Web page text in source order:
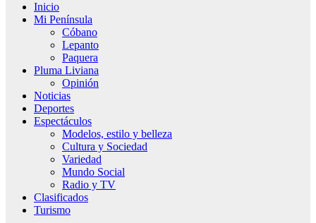
Inicio
Mi Península
Cóbano
Lepanto
Paquera
Pluma Liviana
Opinión
Noticias
Deportes
Espectáculos
Modelos, estilo y belleza
Cultura y Sociedad
Variedad
Mundo Social
Radio y TV
Clasificados
Turismo